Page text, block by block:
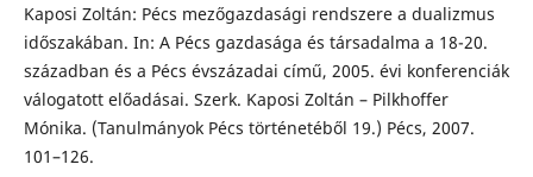
Kaposi Zoltán: Pécs mezőgazdasági rendszere a dualizmus
időszakában. In: A Pécs gazdasága és társadalma a 18-20.
században és a Pécs évszázadai című, 2005. évi konferenciák
válogatott előadásai. Szerk. Kaposi Zoltán – Pilkhoffer
Mónika. (Tanulmányok Pécs történetéből 19.) Pécs, 2007.
101–126.